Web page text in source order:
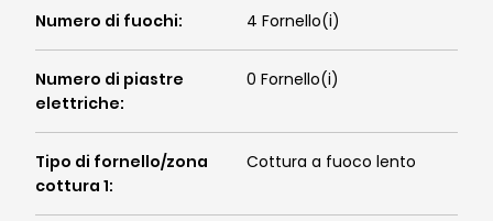
Numero di fuochi: 4 Fornello(i)
Numero di piastre
elettriche:
0 Fornello(i)
Tipo di fornello/zona
cottura 1:
Cottura a fuoco lento